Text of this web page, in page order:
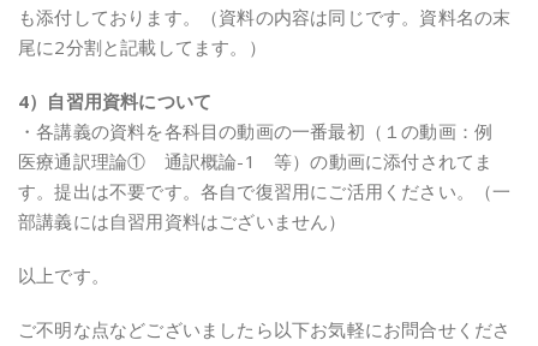
も添付しております。（資料の内容は同じです。資料名の末
尾に2分割と記載してます。）
4）自習用資料について
・各講義の資料を各科目の動画の一番最初（１の動画：例
医療通訳理論① 通訳概論-1 等）の動画に添付されてま
す。提出は不要です。各自で復習用にご活用ください。（一
部講義には自習用資料はございません）
以上です。
ご不明な点などございましたら以下お気軽にお問合せくださ